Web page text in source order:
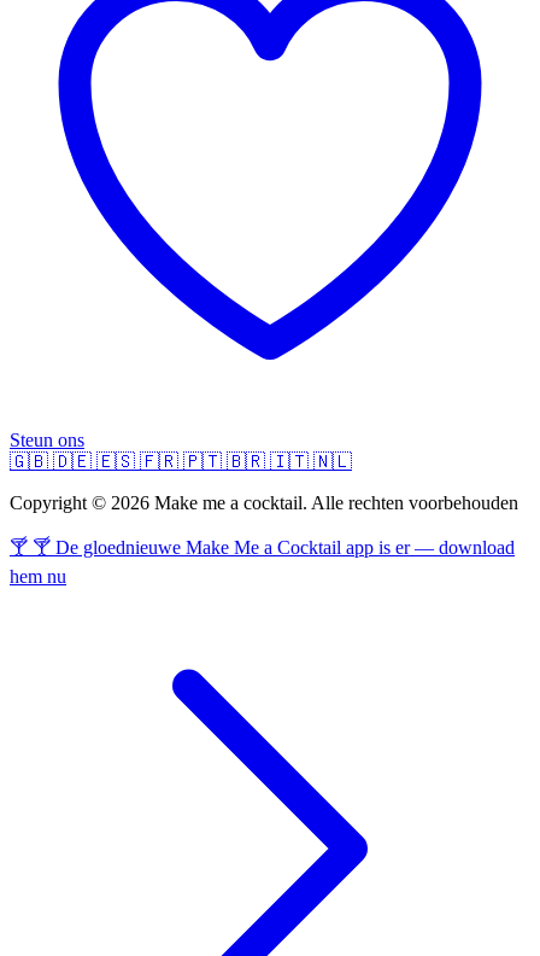
Steun ons
🇬🇧 🇩🇪 🇪🇸 🇫🇷 🇵🇹 🇧🇷 🇮🇹 🇳🇱
Copyright © 2026 Make me a cocktail. Alle rechten voorbehouden
🍸 🍸 De gloednieuwe Make Me a Cocktail app is er — download
hem nu